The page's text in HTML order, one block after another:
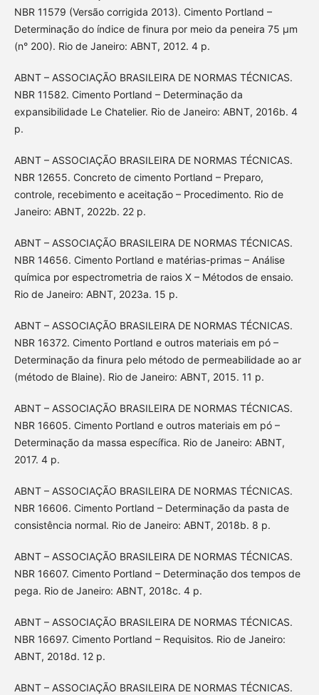
NBR 11579 (Versão corrigida 2013). Cimento Portland –
Determinação do índice de finura por meio da peneira 75 µm
(n° 200). Rio de Janeiro: ABNT, 2012. 4 p.
ABNT – ASSOCIAÇÃO BRASILEIRA DE NORMAS TÉCNICAS.
NBR 11582. Cimento Portland – Determinação da
expansibilidade Le Chatelier. Rio de Janeiro: ABNT, 2016b. 4
p.
ABNT – ASSOCIAÇÃO BRASILEIRA DE NORMAS TÉCNICAS.
NBR 12655. Concreto de cimento Portland – Preparo,
controle, recebimento e aceitação – Procedimento. Rio de
Janeiro: ABNT, 2022b. 22 p.
ABNT – ASSOCIAÇÃO BRASILEIRA DE NORMAS TÉCNICAS.
NBR 14656. Cimento Portland e matérias-primas – Análise
química por espectrometria de raios X – Métodos de ensaio.
Rio de Janeiro: ABNT, 2023a. 15 p.
ABNT – ASSOCIAÇÃO BRASILEIRA DE NORMAS TÉCNICAS.
NBR 16372. Cimento Portland e outros materiais em pó –
Determinação da finura pelo método de permeabilidade ao ar
(método de Blaine). Rio de Janeiro: ABNT, 2015. 11 p.
ABNT – ASSOCIAÇÃO BRASILEIRA DE NORMAS TÉCNICAS.
NBR 16605. Cimento Portland e outros materiais em pó –
Determinação da massa específica. Rio de Janeiro: ABNT,
2017. 4 p.
ABNT – ASSOCIAÇÃO BRASILEIRA DE NORMAS TÉCNICAS.
NBR 16606. Cimento Portland – Determinação da pasta de
consistência normal. Rio de Janeiro: ABNT, 2018b. 8 p.
ABNT – ASSOCIAÇÃO BRASILEIRA DE NORMAS TÉCNICAS.
NBR 16607. Cimento Portland – Determinação dos tempos de
pega. Rio de Janeiro: ABNT, 2018c. 4 p.
ABNT – ASSOCIAÇÃO BRASILEIRA DE NORMAS TÉCNICAS.
NBR 16697. Cimento Portland – Requisitos. Rio de Janeiro:
ABNT, 2018d. 12 p.
ABNT – ASSOCIAÇÃO BRASILEIRA DE NORMAS TÉCNICAS.